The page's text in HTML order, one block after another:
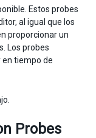
Estos probes
al igual que los
proporcionar un
Los probes
tiempo de
Probes